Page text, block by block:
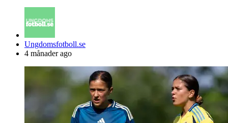
Posted
by
Ungdomsfotboll.se
4 månader ago